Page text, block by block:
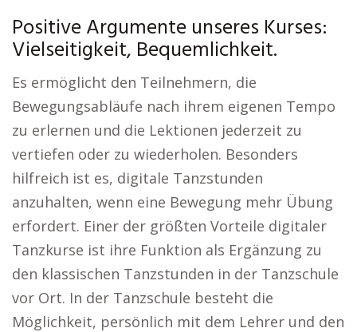
Positive Argumente unseres Kurses:
Vielseitigkeit, Bequemlichkeit.
Es ermöglicht den Teilnehmern, die
Bewegungsabläufe nach ihrem eigenen Tempo
zu erlernen und die Lektionen jederzeit zu
vertiefen oder zu wiederholen. Besonders
hilfreich ist es, digitale Tanzstunden
anzuhalten, wenn eine Bewegung mehr Übung
erfordert. Einer der größten Vorteile digitaler
Tanzkurse ist ihre Funktion als Ergänzung zu
den klassischen Tanzstunden in der Tanzschule
vor Ort. In der Tanzschule besteht die
Möglichkeit, persönlich mit dem Lehrer und den